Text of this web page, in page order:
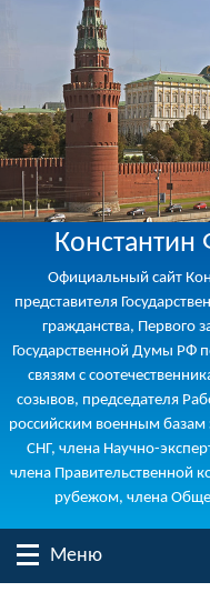
Константин
Официальный сайт
представителя
гражданства, Первого
Государственной Думы РФ
связям с
созывов, председателя
российским военным базам
СНГ, члена Научно-
члена Правительственной
рубежом, члена
Меню